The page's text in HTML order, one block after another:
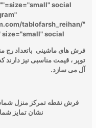
tablofarsh_reihan/"
social=""]
فرش های ماشینی باتعداد رج
توپر ، قیمت مناسبی نیز دارند
آل می سازد.
فرش نقطه تمرکز منزل
نشان تمایز